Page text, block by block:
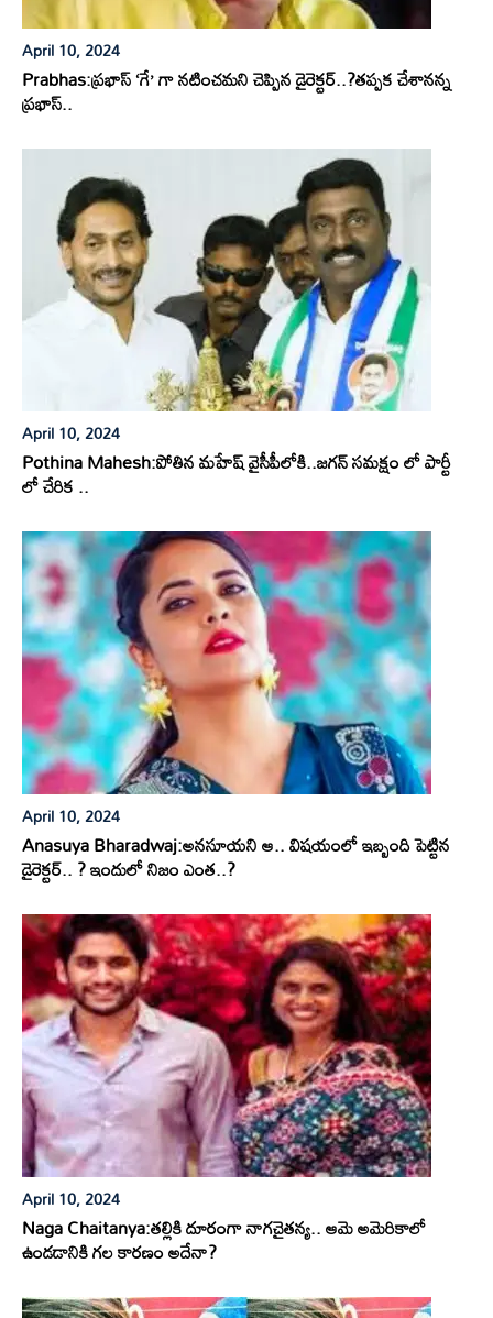
April 10, 2024
Prabhas:ప్రభాస్ ‘గే’ గా నటించమని చెప్పిన డైరెక్టర్..?తప్పక చేశానన్న
ప్రభాస్..
April 10, 2024
Pothina Mahesh:పోతిన మహేష్ వైసీపీలోకి..జగన్ సమక్షం లో పార్టీ
లో చేరిక ..
April 10, 2024
Anasuya Bharadwaj:అనసూయని ఆ.. విషయంలో ఇబ్బంది పెట్టిన
డైరెక్టర్.. ? ఇందులో నిజం ఎంత..?
April 10, 2024
Naga Chaitanya:తల్లికి దూరంగా నాగచైతన్య.. ఆమె అమెరికాలో
ఉండడానికి గల కారణం అదేనా?